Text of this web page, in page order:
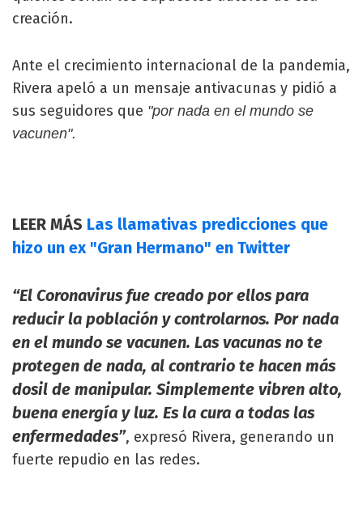
creación.
Ante el crecimiento internacional de la pandemia,
Rivera apeló a un mensaje antivacunas y pidió a
sus seguidores que "por nada en el mundo se
vacunen".
LEER MÁS Las llamativas predicciones que
hizo un ex "Gran Hermano" en Twitter
“El Coronavirus fue creado por ellos para
reducir la población y controlarnos. Por nada
en el mundo se vacunen. Las vacunas no te
protegen de nada, al contrario te hacen más
dosil de manipular. Simplemente vibren alto,
buena energía y luz. Es la cura a todas las
enfermedades”, expresó Rivera, generando un
fuerte repudio en las redes.